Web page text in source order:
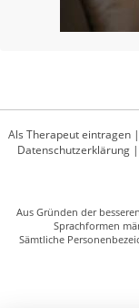
Als Therapeut eintragen |
Datenschutzerklärung|
Aus Gründen der
Sprachformen
Sämtliche